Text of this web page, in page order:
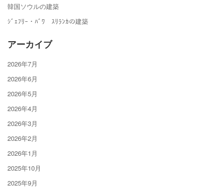
韓国ソウルの建築
ｼﾞｪﾌﾘｰ・ﾊﾞﾜ ｽﾘﾗﾝｶの建築
アーカイブ
2026年7月
2026年6月
2026年5月
2026年4月
2026年3月
2026年2月
2026年1月
2025年10月
2025年9月